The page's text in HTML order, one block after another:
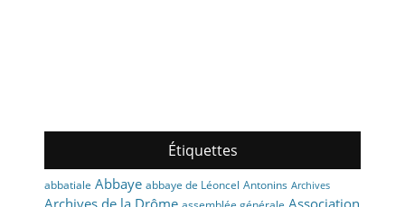
Étiquettes
abbatiale Abbaye abbaye de Léoncel Antonins Archives
Archives de la Drôme Association